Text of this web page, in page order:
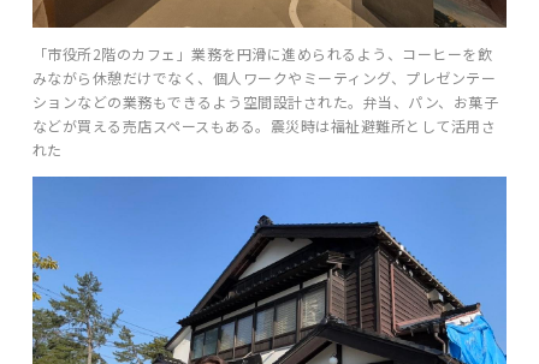
「市役所2階のカフェ」業務を円滑に進められるよう、コーヒーを飲
みながら休憩だけでなく、個人ワークやミーティング、プレゼンテー
ションなどの業務もできるよう空間設計された。弁当、パン、お菓子
などが買える売店スペースもある。震災時は福祉避難所として活用さ
れた